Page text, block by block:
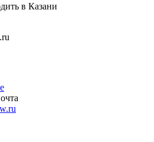
в Казани